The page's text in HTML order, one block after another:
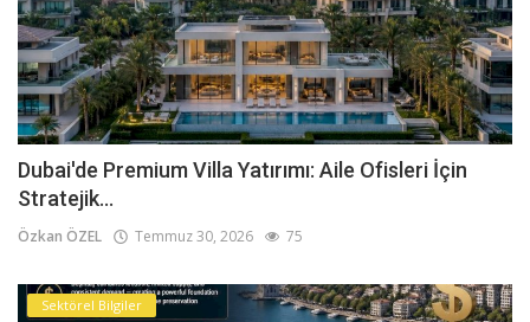
Dubai'de Premium Villa Yatırımı: Aile Ofisleri İçin
Stratejik...
Özkan ÖZEL Temmuz 30, 2026 75
Sektörel Bilgiler